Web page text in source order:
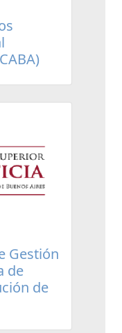
Gestión
de
de